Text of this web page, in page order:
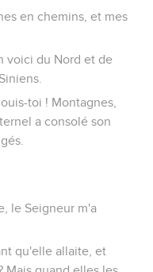
en chemins, et mes
voici du Nord et de
toi ! Montagnes,
a consolé son
le Seigneur m'a
qu'elle allaite, et